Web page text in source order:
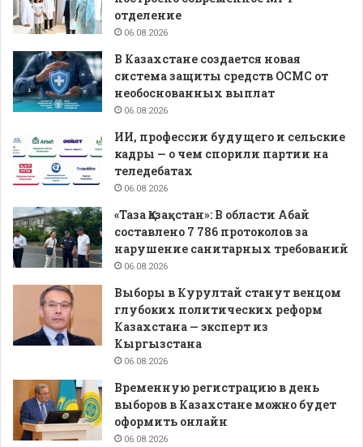
отделение
06.08.2026
В Казахстане создается новая
система защиты средств ОСМС от
необоснованных выплат
06.08.2026
ИИ, профессии будущего и сельские
кадры — о чем спорили партии на
теледебатах
06.08.2026
«Таза Қазақстан»: В области Абай
составлено 7 786 протоколов за
нарушение санитарных требований
06.08.2026
Выборы в Курултай станут венцом
глубоких политических реформ
Казахстана — эксперт из
Кыргызстана
06.08.2026
Временную регистрацию в день
выборов в Казахстане можно будет
оформить онлайн
06.08.2026